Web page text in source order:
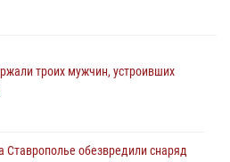
троих мужчин, устроивших
Ставрополье обезвредили снаряд